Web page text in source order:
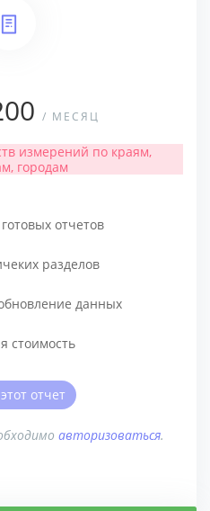
/ МЕСЯЦ
измерений по краям,
городам
отчетов
разделов
данных
стоимость
отчет
авторизоваться.